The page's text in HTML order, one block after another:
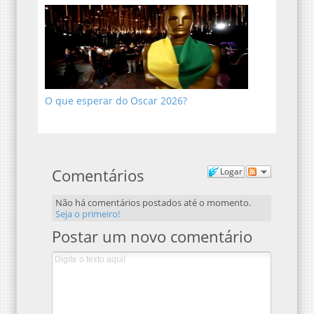
O que esperar do Oscar 2026?
Logar
Comentários
Não há comentários postados até o momento.
Seja o primeiro!
Postar um novo comentário